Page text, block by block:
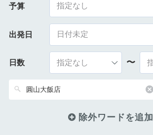
予算 指定なし
出発日
日数 〜
除外ワードを追加